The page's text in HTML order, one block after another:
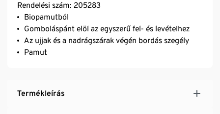
Rendelési szám: 205283
Biopamutból
Gomboláspánt elöl az egyszerű fel- és levételhez
Az ujjak és a nadrágszárak végén bordás szegély
Pamut
Termékleírás